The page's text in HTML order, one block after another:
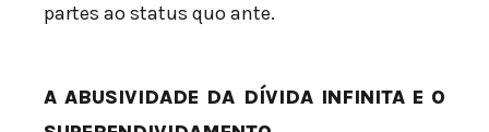
partes ao status quo ante.
A ABUSIVIDADE DA DÍVIDA INFINITA E O